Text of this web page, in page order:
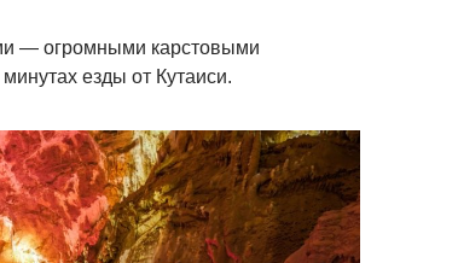
— огромными карстовыми
езды от Кутаиси.